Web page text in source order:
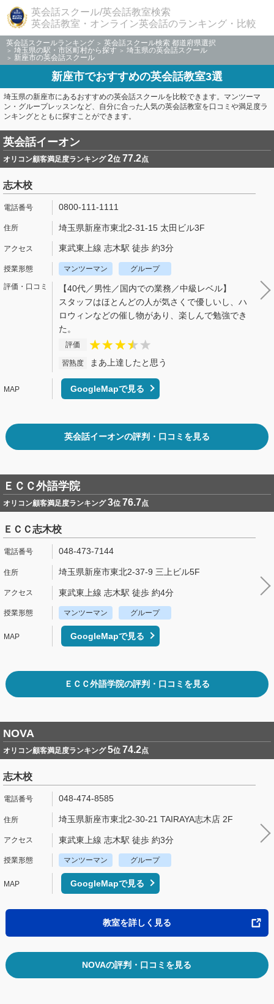
英会話スクール/英会話教室検索
英会話教室・オンライン英会話のランキング・比較
英会話スクールランキング
英会話スクール検索 都道府県選択
埼玉県の駅・市区町村から探す
埼玉県の英会話スクール
新座市の英会話スクール
新座市でおすすめの英会話教室3選
埼玉県の新座市にあるおすすめの英会話スクールを比較できます。マンツーマ
ン・グループレッスンなど、自分に合った人気の英会話教室を口コミや満足度ラ
ンキングとともに探すことができます。
英会話イーオン
オリコン顧客満足度ランキング2位 77.2点
志木校
0800-111-1111
埼玉県新座市東北2-31-15 太田ビル3F
東武東上線 志木駅 徒歩 約3分
マンツーマン グループ
【40代／男性／国内での業務／中級レベル】
スタッフはほとんどの人が気さくで優しいし、ハ
ロウィンなどの催し物があり、楽しんで勉強でき
た。
評価
習熟度 まあ上達したと思う
GoogleMapで見る
英会話イーオンの評判・口コミを見る
ＥＣＣ外語学院
オリコン顧客満足度ランキング3位 76.7点
ＥＣＣ志木校
048-473-7144
埼玉県新座市東北2-37-9 三上ビル5F
東武東上線 志木駅 徒歩 約4分
マンツーマン グループ
GoogleMapで見る
ＥＣＣ外語学院の評判・口コミを見る
NOVA
オリコン顧客満足度ランキング5位 74.2点
志木校
048-474-8585
埼玉県新座市東北2-30-21 TAIRAYA志木店 2F
東武東上線 志木駅 徒歩 約3分
マンツーマン グループ
GoogleMapで見る
教室を詳しく見る
NOVAの評判・口コミを見る